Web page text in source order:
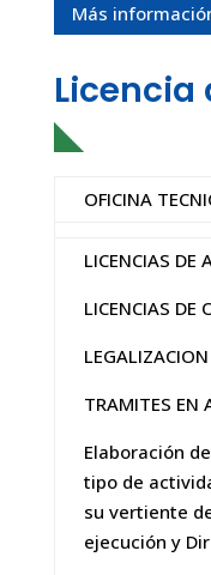
Más
Licencia
OFICINA
LICENCIAS DE
LICENCIAS DE
TRAMITES EN
Elaboración
tipo de
su vertiente
ejecución y